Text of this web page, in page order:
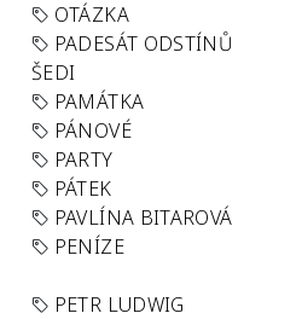
OTÁZKA
PADESÁT ODSTÍNŮ
ŠEDI
PAMÁTKA
PÁNOVÉ
PARTY
PÁTEK
PAVLÍNA BITAROVÁ
PENÍZE
PETR LUDWIG